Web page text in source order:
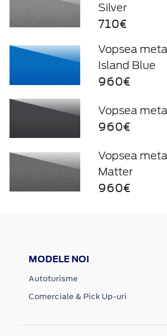
Silver
710€
Vopsea
Island Blue
960€
Vopsea
960€
Vopsea
Matter
960€
MODELE NOI
Autoturisme
Comerciale & Pick Up-uri